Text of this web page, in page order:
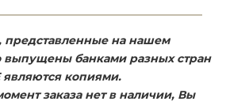
представленные на нашем
выпущены банками разных стран
являются копиями.
заказа нет в наличии, Вы